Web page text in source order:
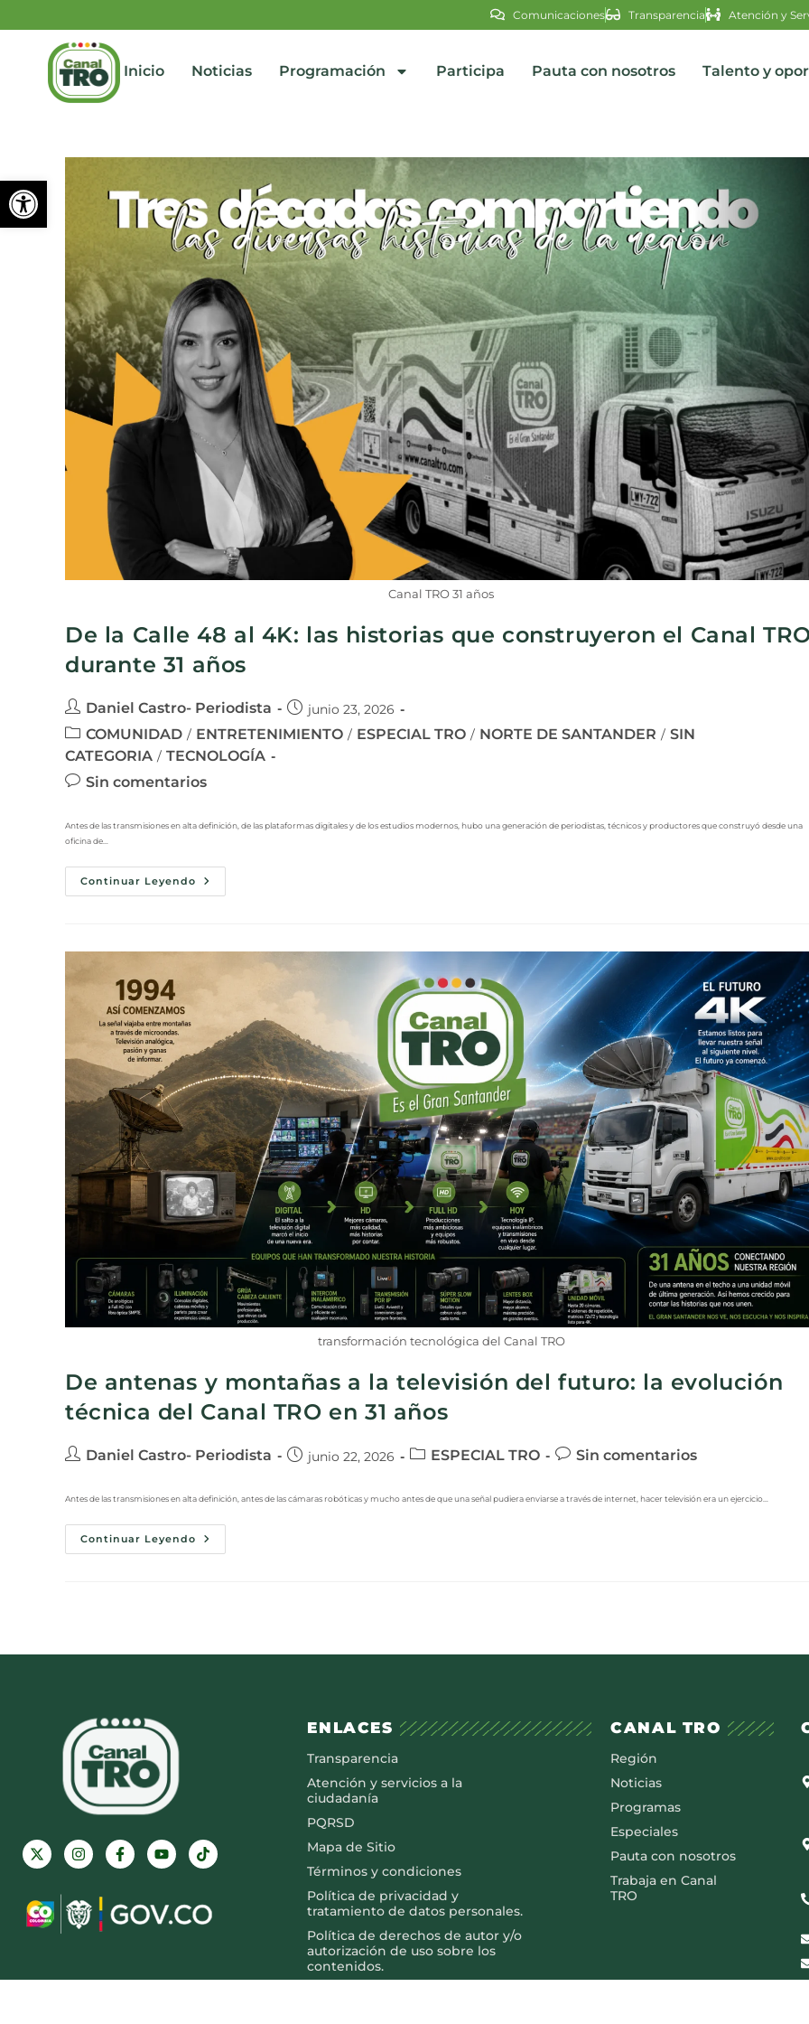
Abrir barra de herramientas
Comunicaciones Transparencia Atención y
Inicio Noticias Programación Participa Pauta con nosotros Talento y
Canal TRO 31 años
De la Calle 48 al 4K: las historias que construyeron el Canal
durante 31 años
Daniel Castro- Periodista junio 23, 2026
COMUNIDAD / ENTRETENIMIENTO / ESPECIAL TRO / NORTE DE SANTANDER / SIN
CATEGORIA / TECNOLOGÍA
Sin comentarios
Antes de las transmisiones en alta definición, de las plataformas digitales y de los estudios modernos, hubo una generación de periodistas, técnicos y productores que construyó desde una
oficina de…
Continuar Leyendo
transformación tecnológica del Canal TRO
De antenas y montañas a la televisión del futuro: la evolución
técnica del Canal TRO en 31 años
Daniel Castro- Periodista junio 22, 2026 ESPECIAL TRO Sin comentarios
Antes de las transmisiones en alta definición, antes de las cámaras robóticas y mucho antes de que una señal pudiera enviarse a través de internet, hacer televisión era un ejercicio…
Continuar Leyendo
ENLACES
Transparencia
Atención y servicios a la
ciudadanía
PQRSD
Mapa de Sitio
Términos y condiciones
Política de privacidad y
tratamiento de datos personales.
Política de derechos de autor y/o
autorización de uso sobre los
contenidos.
CANAL TRO
Región
Noticias
Programas
Especiales
Pauta con nosotros
Trabaja en Canal
TRO